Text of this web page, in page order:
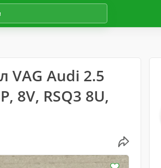
VAG Audi 2.5
8V, RSQ3 8U,